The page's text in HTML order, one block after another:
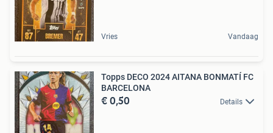
Vries Vandaag
Topps DECO 2024 AITANA BONMATÍ FC
BARCELONA
€ 0,50 Details